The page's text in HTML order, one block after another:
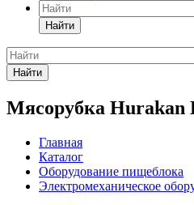
Найти
Найти
Мясорубка Hurakan
Главная
Каталог
Оборудование пищеблока
Электромеханическое